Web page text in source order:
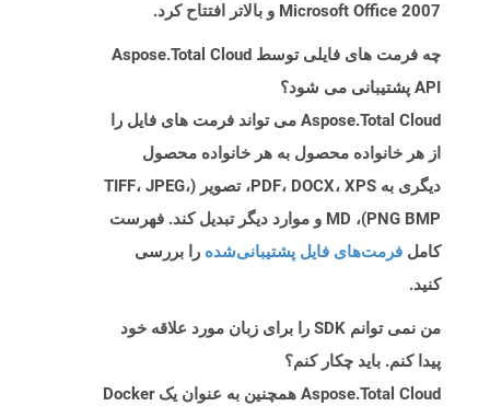
Microsoft Office 2007 و بالاتر افتتاح کرد.
چه فرمت های فایلی توسط Aspose.Total Cloud
API پشتیبانی می شود؟
Aspose.Total Cloud می تواند فرمت های فایل را
از هر خانواده محصول به هر خانواده محصول
دیگری به PDF، DOCX، XPS، تصویر (TIFF، JPEG،
PNG BMP)، MD و موارد دیگر تبدیل کند. فهرست
کامل فرمت‌های فایل پشتیبانی‌شده را بررسی
کنید.
من نمی توانم SDK را برای زبان مورد علاقه خود
پیدا کنم. باید چکار کنم؟
Aspose.Total Cloud همچنین به عنوان یک Docker